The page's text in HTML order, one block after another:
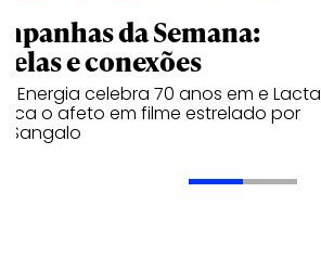
da Semana:
e conexões
Energia celebra 70 anos em e Lacta
o afeto em filme estrelado por
Sangalo